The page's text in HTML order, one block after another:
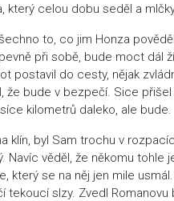
který celou dobu seděl a
to, co jim Honza
při sobě, bude moct dál
postavil do cesty, nějak
že bude v bezpečí. Sice
kilometrů daleko, ale bude.
klín, byl Sam trochu v
Navíc věděl, že někomu
který se na něj jen mile
tekoucí slzy. Zvedl